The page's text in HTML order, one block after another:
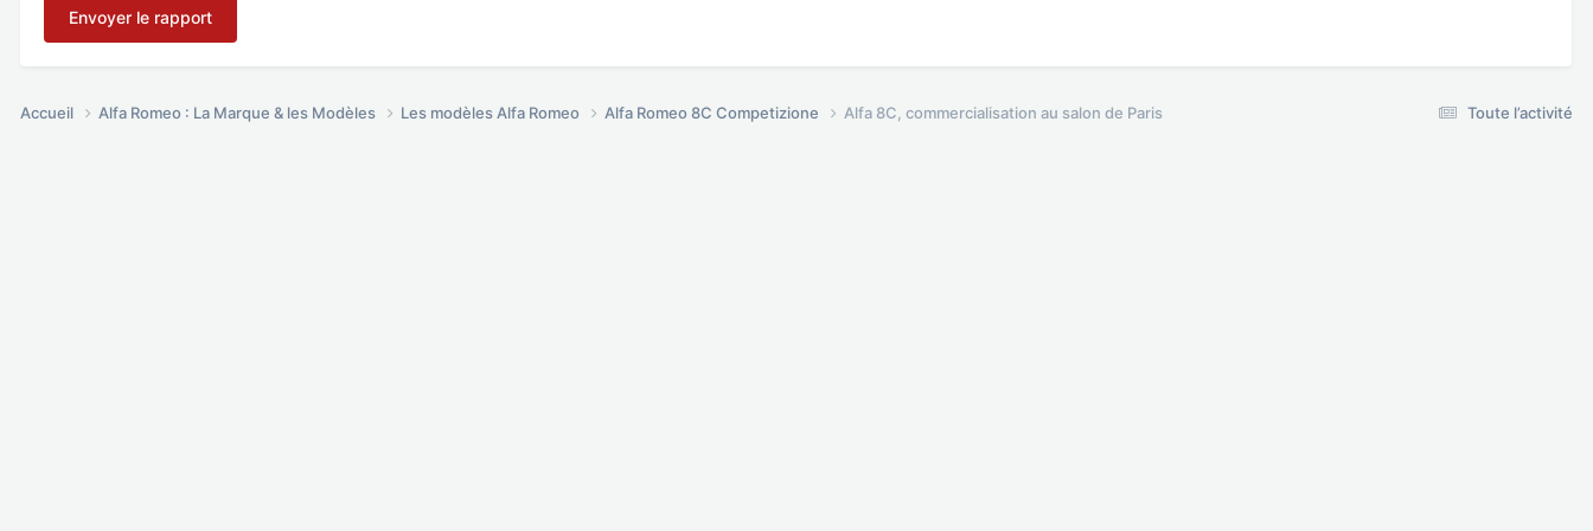
Envoyer le rapport
Toute l’activité
Accueil Alfa Romeo : La Marque & les Modèles Les modèles Alfa Romeo Alfa Romeo 8C Competizione Alfa 8C, commercialisation au salon de Paris